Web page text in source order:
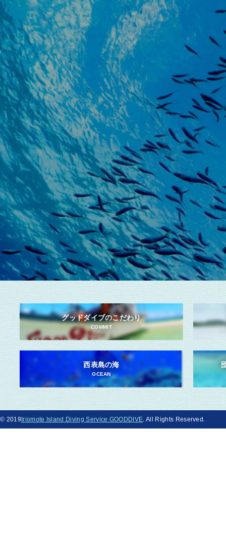
グッドダイブのこだわり
COMMIT
西表島の海
OCEAN
© 2019Iriomote Island Diving Service GOODDIVE . All Rights Reserved.